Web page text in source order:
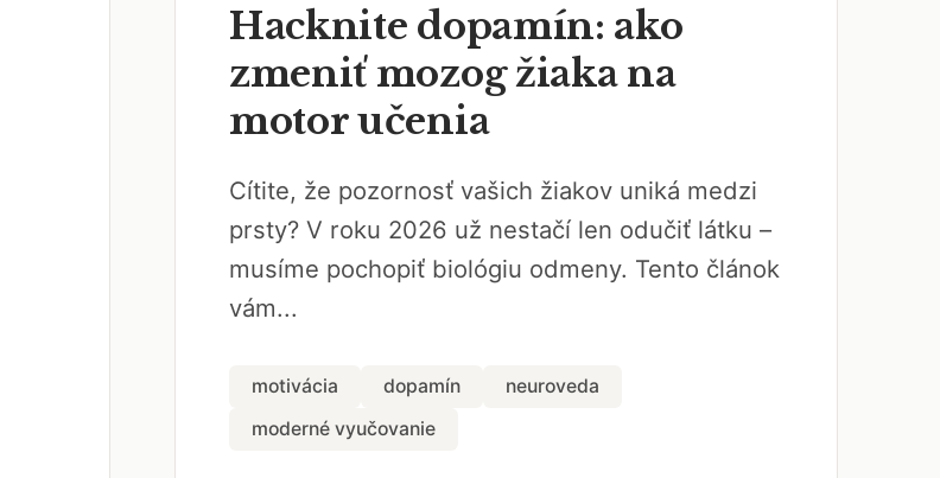
Hacknite dopamín: ako
zmeniť mozog žiaka na
motor učenia
Cítite, že pozornosť vašich žiakov uniká medzi
prsty? V roku 2026 už nestačí len odučiť látku –
musíme pochopiť biológiu odmeny. Tento článok
vám...
motivácia dopamín
neuroveda
moderné vyučovanie